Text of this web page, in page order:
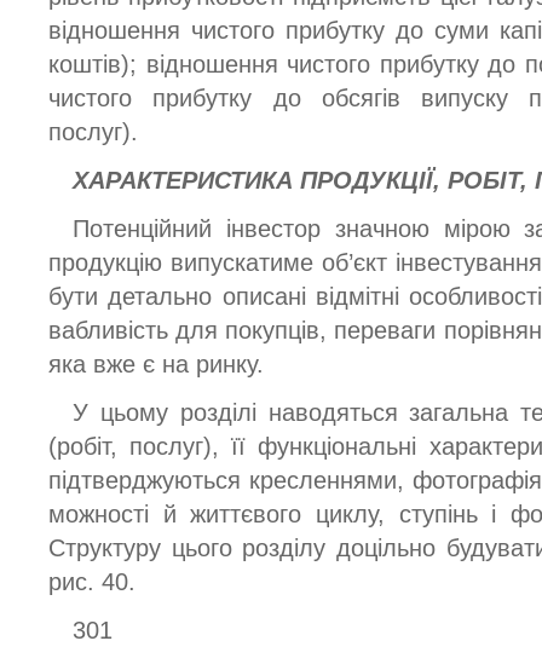
відношення чистого прибутку до суми
коштів); відношення чистого прибутку до
чистого прибутку до обсягів випуску
послуг).
ХАРАКТЕРИСТИКА ПРОДУКЦІЇ, РОБІТ,
Потенційний інвестор значною мірою
продукцію випускатиме об’єкт
бути детально описані відмітні
вабливість для покупців, переваги
яка вже є на ринку.
У цьому розділі наводяться загальна
(робіт, послуг), її функціональні
підтверджуються кресленнями,
можності й життєвого циклу, ступінь і
Структуру цього розділу доцільно
рис. 40.
301